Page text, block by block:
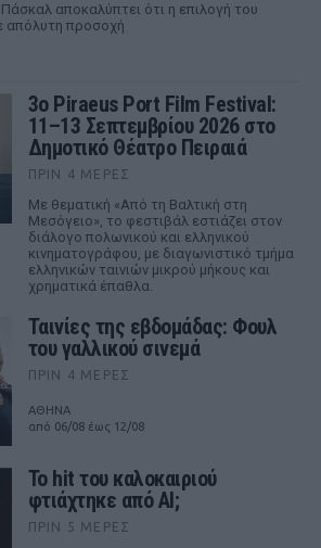
αποκαλύπτει ότι η επιλογή του
απόλυτη προσοχή
3ο Piraeus Port Film Festival:
11–13 Σεπτεμβρίου 2026 στο
Δημοτικό Θέατρο Πειραιά
ΠΡΙΝ 4 ΜΈΡΕΣ
Με θεματική «Από τη Βαλτική στη
Μεσόγειο», το φεστιβάλ εστιάζει στον
διάλογο πολωνικού και ελληνικού
κινηματογράφου, με διαγωνιστικό τμήμα
ελληνικών ταινιών μικρού μήκους και
χρηματικά έπαθλα.
Ταινίες της εβδομάδας: Φουλ
του γαλλικού σινεμά
ΠΡΙΝ 4 ΜΈΡΕΣ
ΑΘΗΝΑ
από 06/08 έως 12/08
Το hit του καλοκαιριού
φτιάχτηκε από AI;
ΠΡΙΝ 5 ΜΈΡΕΣ